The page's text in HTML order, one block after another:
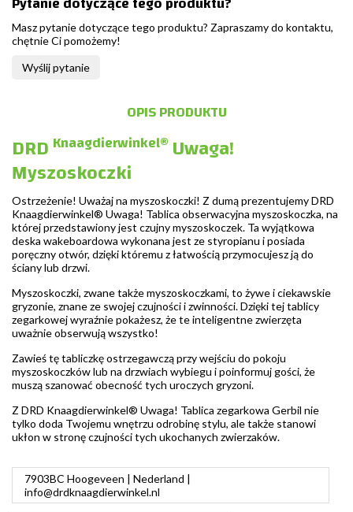
Masz pytanie dotyczące tego produktu? Zapraszamy do kontaktu,
chętnie Ci pomożemy!
Wyślij pytanie
OPIS PRODUKTU
DRD Knaagdierwinkel® Uwaga!
Myszoskoczki
Ostrzeżenie! Uważaj na myszoskoczki! Z dumą prezentujemy DRD
Knaagdierwinkel® Uwaga! Tablica obserwacyjna myszoskoczka, na
której przedstawiony jest czujny myszoskoczek. Ta wyjątkowa
deska wakeboardowa wykonana jest ze styropianu i posiada
poręczny otwór, dzięki któremu z łatwością przymocujesz ją do
ściany lub drzwi.
Myszoskoczki, zwane także myszoskoczkami, to żywe i ciekawskie
gryzonie, znane ze swojej czujności i zwinności. Dzięki tej tablicy
zegarkowej wyraźnie pokażesz, że te inteligentne zwierzęta
uważnie obserwują wszystko!
Zawieś tę tabliczkę ostrzegawczą przy wejściu do pokoju
myszoskoczków lub na drzwiach wybiegu i poinformuj gości, że
muszą szanować obecność tych uroczych gryzoni.
Z DRD Knaagdierwinkel® Uwaga! Tablica zegarkowa Gerbil nie
tylko doda Twojemu wnętrzu odrobinę stylu, ale także stanowi
ukłon w stronę czujności tych ukochanych zwierzaków.
7903BC Hoogeveen | Nederland |
info@drdknaagdierwinkel.nl